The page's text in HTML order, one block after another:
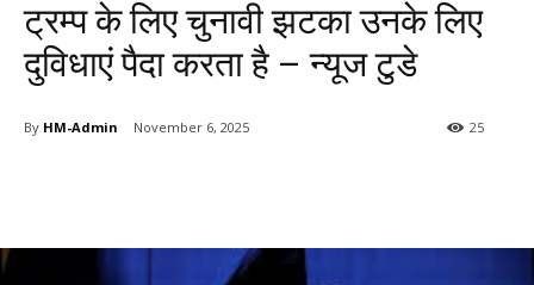
ट्रम्प के लिए चुनावी झटका उनके लिए
दुविधाएं पैदा करता है – न्यूज टुडे
By HM-Admin November 6, 2025 25